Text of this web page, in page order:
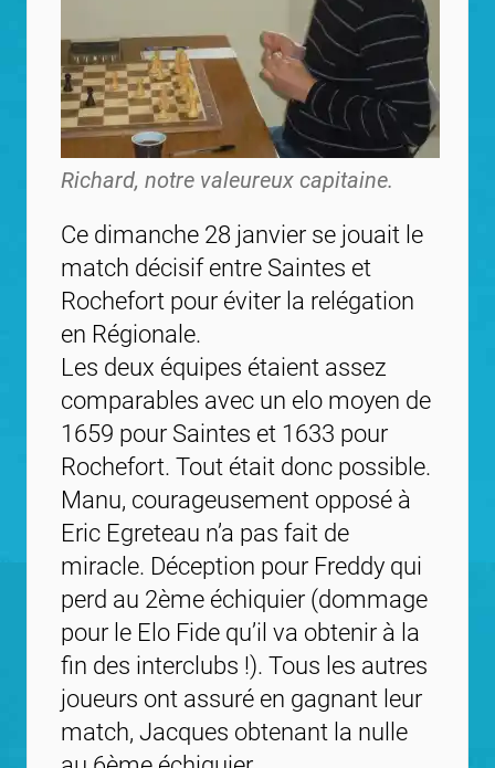
Richard, notre valeureux capitaine.
Ce dimanche 28 janvier se jouait le
match décisif entre Saintes et
Rochefort pour éviter la relégation
en Régionale.
Les deux équipes étaient assez
comparables avec un elo moyen de
1659 pour Saintes et 1633 pour
Rochefort. Tout était donc possible.
Manu, courageusement opposé à
Eric Egreteau n’a pas fait de
miracle. Déception pour Freddy qui
perd au 2ème échiquier (dommage
pour le Elo Fide qu’il va obtenir à la
fin des interclubs !). Tous les autres
joueurs ont assuré en gagnant leur
match, Jacques obtenant la nulle